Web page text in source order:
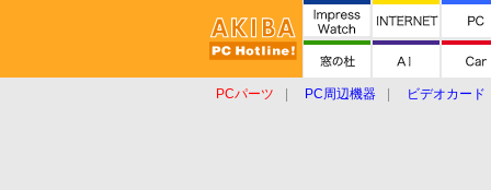
PCパーツ PC周辺機器
ビデオカード